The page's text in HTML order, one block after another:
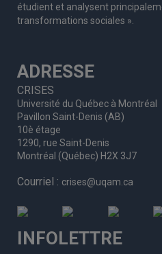
étudient et analysent
transformations sociales ».
ADRESSE
CRISES
Université du Québec à Montréal
Pavillon Saint-Denis (AB)
10è étage
1290, rue Saint-Denis
Montréal (Québec) H2X 3J7
Courriel : crises@uqam.ca
INFOLETTRE